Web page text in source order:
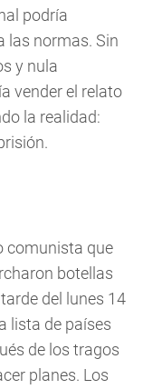
podría
las normas. Sin
y nula
vender el relato
la realidad:
comunista que
botellas
del lunes 14
lista de países
de los tragos
planes. Los